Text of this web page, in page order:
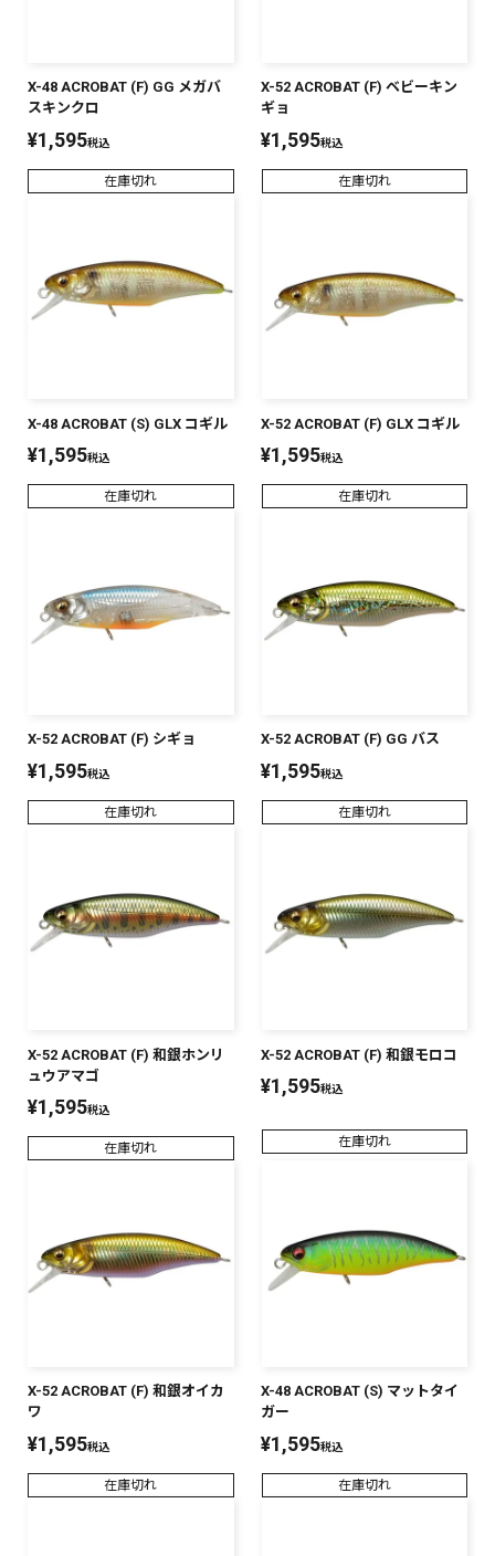
X-48 ACROBAT (F) GG メガバ
スキンクロ
¥1,595税込
在庫切れ
X-52 ACROBAT (F) ベビーキン
ギョ
¥1,595税込
在庫切れ
X-48 ACROBAT (S) GLX コギル
¥1,595税込
在庫切れ
X-52 ACROBAT (F) GLX コギル
¥1,595税込
在庫切れ
X-52 ACROBAT (F) シギョ
¥1,595税込
在庫切れ
X-52 ACROBAT (F) GG バス
¥1,595税込
在庫切れ
X-52 ACROBAT (F) 和銀ホンリ
ュウアマゴ
¥1,595税込
在庫切れ
X-52 ACROBAT (F) 和銀モロコ
¥1,595税込
在庫切れ
X-52 ACROBAT (F) 和銀オイカ
ワ
¥1,595税込
在庫切れ
X-48 ACROBAT (S) マットタイ
ガー
¥1,595税込
在庫切れ